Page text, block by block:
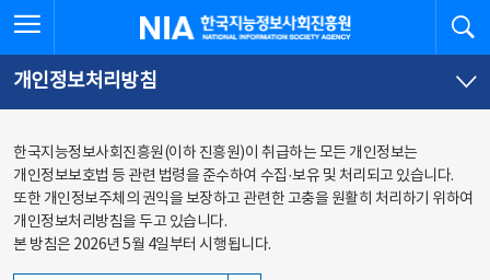
바로가기
바로가기
한국지능정보사회진흥원
개인정보처리방침
한국지능정보사회진흥원(이하 진흥원)이 취급하는 모든 개인정보는
개인정보보호법 등 관련 법령을 준수하여 수집·보유 및 처리되고 있습니다.
또한 개인정보주체의 권익을 보장하고 관련한 고충을 원활히 처리하기 위하여
개인정보처리방침을 두고 있습니다.
본 방침은 2026년 5월 4일부터 시행됩니다.